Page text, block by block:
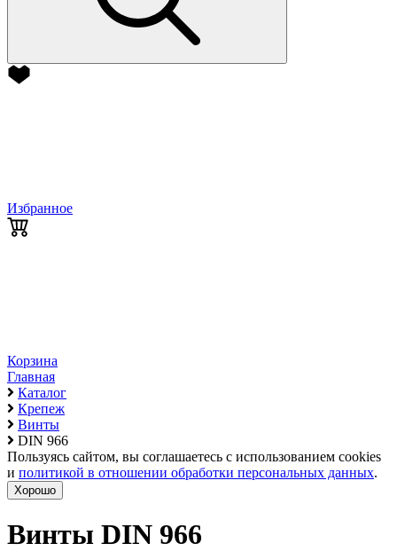
Избранное
Корзина
Главная
Каталог
Крепеж
Винты
DIN 966
Пользуясь сайтом, вы соглашаетесь с использованием cookies
и политикой в отношении обработки персональных данных.
Хорошо
Винты DIN 966